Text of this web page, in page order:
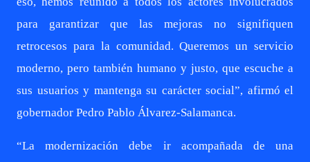
para garantizar que las mejoras no signifiquen
retrocesos para la comunidad. Queremos un servicio
moderno, pero también humano y justo, que escuche a
sus usuarios y mantenga su carácter social”, afirmó el
gobernador Pedro Pablo Álvarez-Salamanca.
“La modernización debe ir acompañada de una